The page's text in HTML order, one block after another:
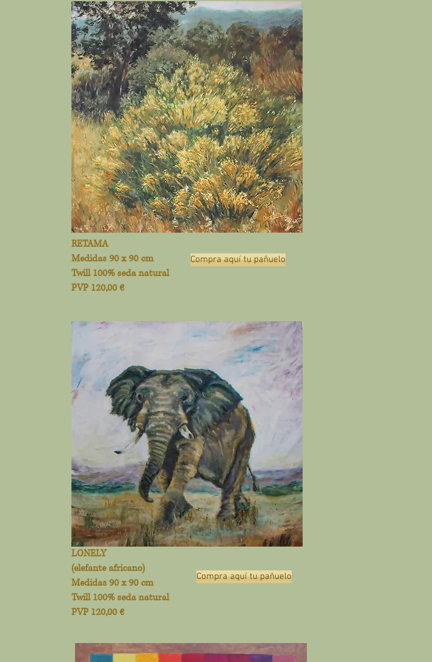
RETAMA
Medidas 90 x 90 cm
Twill 100% seda natural
PVP 120,00 €
Compra aquí tu pañuelo
LONELY
(elefante africano)
Medidas 90 x 90 cm
Twill 100% seda natural
PVP 120,00 €
Compra aquí tu pañuelo